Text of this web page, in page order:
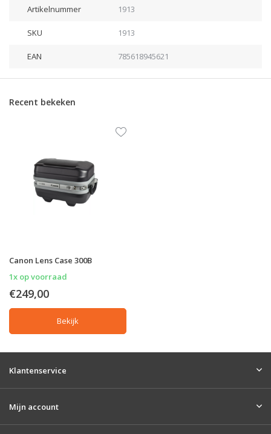
Artikelnummer 1913
SKU 1913
EAN 785618945621
Recent bekeken
Canon Lens Case 300B
1x op voorraad
€249,00
Bekijk
Klantenservice
Mijn account